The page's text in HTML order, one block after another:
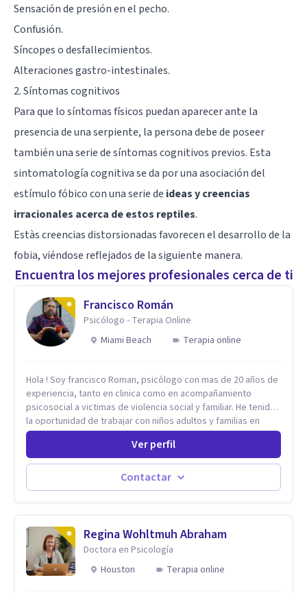
Sensación de presión en el pecho.
Confusión.
Síncopeso desfallecimientos.
Alteraciones gastro-intestinales.
2. Síntomas cognitivos
Para que lo síntomas físicos puedan aparecer ante la
presencia de una serpiente, la persona debe de poseer
también una serie de síntomas cognitivos previos. Esta
sintomatología cognitiva se da por una asociación del
estímulo fóbico con una serie de ideas y creencias
irracionales acerca de estos reptiles.
Estàs creencias distorsionadas favorecen el desarrollo de la
fobia, viéndose reflejados de la siguiente manera.
Encuentra los mejores profesionales cerca de ti
Francisco Román
Psicólogo - Terapia Online
Miami Beach
Terapia online
Hola ! Soy francisco Roman, psicólogo con mas de 20 años de
experiencia, tanto en clinica como en acompañamiento
psicosocial a victimas de violencia social y familiar. He tenido
la oportunidad de trabajar con niños adultos y familias en
todos los espacios y esto me ha dado un una variedad de
aprendizajes que ahora pongo a tu disposicion. En la
actualidad puedo atenderte de manera presencial y/o virtual,
de lunes a sabado. el costo de cada sesión lo acordamos en
el primer contacto
Ver perfil
Contactar
Regina Wohltmuh Abraham
Doctora en Psicología
Houston
Terapia online